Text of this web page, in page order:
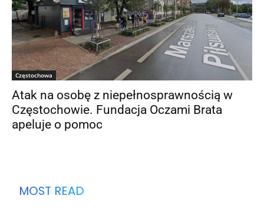
Częstochowa
Atak na osobę z niepełnosprawnością w
Częstochowie. Fundacja Oczami Brata
apeluje o pomoc
MOST READ